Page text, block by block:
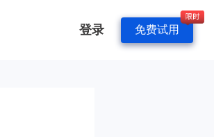
登录 免费试用